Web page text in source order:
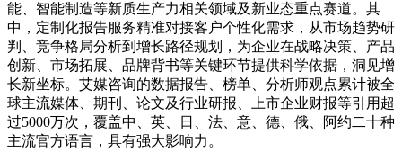
能、智能制造等新质生产力相关领域及新业态重点赛道。其
中，定制化报告服务精准对接客户个性化需求，从市场趋势研
判、竞争格局分析到增长路径规划，为企业在战略决策、产品
创新、市场拓展、品牌背书等关键环节提供科学依据，洞见增
长新坐标。艾媒咨询的数据报告、榜单、分析师观点累计被全
球主流媒体、期刊、论文及行业研报、上市企业财报等引用超
过5000万次，覆盖中、英、日、法、意、德、俄、阿约二十种
主流官方语言，具有强大影响力。